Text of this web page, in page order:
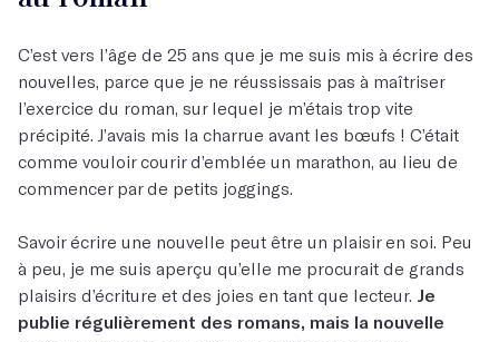
C’est vers l’âge de 25 ans que je me suis mis à écrire des
nouvelles, parce que je ne réussissais pas à maîtriser
l’exercice du roman, sur lequel je m’étais trop vite
précipité. J’avais mis la charrue avant les bœufs ! C’était
comme vouloir courir d’emblée un marathon, au lieu de
commencer par de petits joggings.
Savoir écrire une nouvelle peut être un plaisir en soi. Peu
à peu, je me suis aperçu qu’elle me procurait de grands
plaisirs d’écriture et des joies en tant que lecteur. Je
publie régulièrement des romans, mais la nouvelle